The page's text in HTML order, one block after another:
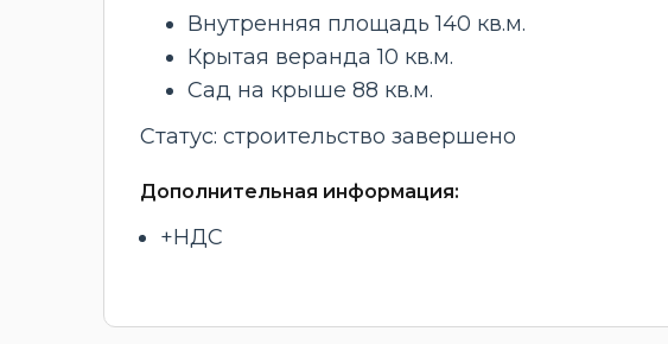
Внутренняя площадь 140 кв.м.
Крытая веранда 10 кв.м.
Сад на крыше 88 кв.м.
Статус: строительство завершено
Дополнительная информация:
+НДС